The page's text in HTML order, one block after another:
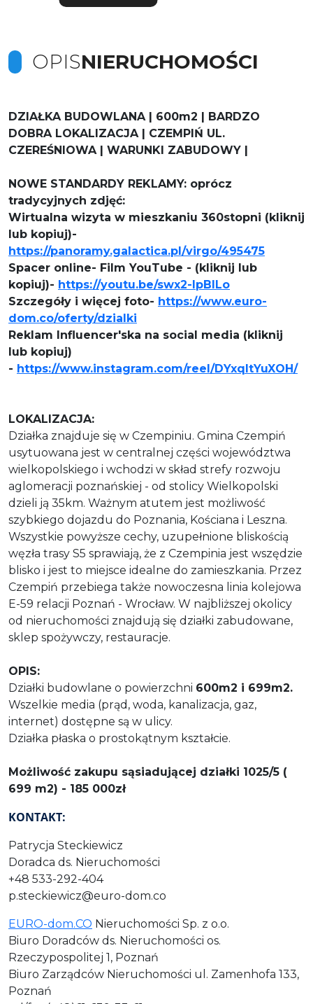
OPISNIERUCHOMOŚCI
DZIAŁKA BUDOWLANA | 600m2 | BARDZO
DOBRA LOKALIZACJA | CZEMPIŃ UL.
CZEREŚNIOWA | WARUNKI ZABUDOWY |
NOWE STANDARDY REKLAMY: oprócz
tradycyjnych zdjęć:
Wirtualna wizyta w mieszkaniu 360stopni (kliknij
lub kopiuj)-
https://panoramy.galactica.pl/virgo/495475
Spacer online- Film YouTube - (kliknij lub
kopiuj)- https://youtu.be/swx2-IpBILo
Szczegóły i więcej foto- https://www.euro-
dom.co/oferty/dzialki
Reklam Influencer'ska na social media (kliknij
lub kopiuj)
- https://www.instagram.com/reel/DYxqltYuXOH/
LOKALIZACJA:
Działka znajduje się w Czempiniu. Gmina Czempiń
usytuowana jest w centralnej części województwa
wielkopolskiego i wchodzi w skład strefy rozwoju
aglomeracji poznańskiej - od stolicy Wielkopolski
dzieli ją 35km. Ważnym atutem jest możliwość
szybkiego dojazdu do Poznania, Kościana i Leszna.
Wszystkie powyższe cechy, uzupełnione bliskością
węzła trasy S5 sprawiają, że z Czempinia jest wszędzie
blisko i jest to miejsce idealne do zamieszkania. Przez
Czempiń przebiega także nowoczesna linia kolejowa
E-59 relacji Poznań - Wrocław. W najbliższej okolicy
od nieruchomości znajdują się działki zabudowane,
sklep spożywczy, restauracje.
OPIS:
Działki budowlane o powierzchni 600m2 i 699m2.
Wszelkie media (prąd, woda, kanalizacja, gaz,
internet) dostępne są w ulicy.
Działka płaska o prostokątnym kształcie.
Możliwość zakupu sąsiadującej działki 1025/5 (
699 m2) - 185 000zł
KONTAKT:
Patrycja Steckiewicz
Doradca ds. Nieruchomości
+48 533-292-404
p.steckiewicz@euro-dom.co
EURO-dom.CO Nieruchomości Sp. z o.o.
Biuro Doradców ds. Nieruchomości os.
Rzeczypospolitej 1, Poznań
Biuro Zarządców Nieruchomości ul. Zamenhofa 133,
Poznań